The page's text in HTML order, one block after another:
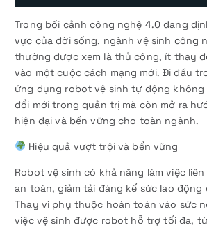
Trong bối cảnh công nghệ 4.0 đang
vực của đời sống, ngành vệ sinh công
thường được xem là thủ công, ít thay
vào một cuộc cách mạng mới. Đi đầu
ứng dụng robot vệ sinh tự động không
đổi mới trong quản trị mà còn mở ra
hiện đại và bền vững cho toàn ngành.
Hiệu quả vượt trội và bền vững
Robot vệ sinh có khả năng làm việc
an toàn, giảm tải đáng kể sức lao động
Thay vì phụ thuộc hoàn toàn vào sức
việc vệ sinh được robot hỗ trợ tối đa,